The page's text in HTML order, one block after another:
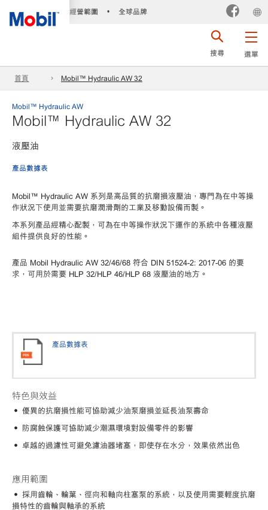
經營範圍 • 全球品牌
選單
搜尋
首頁 Mobil™ Hydraulic AW 32
Mobil™ Hydraulic AW
Mobil™ Hydraulic AW 32
液壓油
產品數據表
Mobil™ Hydraulic AW 系列是高品質的抗磨損液壓油，專門為在中等操
作狀況下使用並需要抗磨潤滑劑的工業及移動設備而製。
本系列產品經精心配製，可為在中等操作狀況下運作的系統中各種液壓
組件提供良好的性能。
產品 Mobil Hydraulic AW 32/46/68 符合 DIN 51524-2: 2017-06 的要
求，可用於需要 HLP 32/HLP 46/HLP 68 液壓油的地方。
產品數據表
特色與效益
• 優異的抗磨損性能可協助減少油泵磨損並延長油泵壽命
• 防腐蝕保護可協助減少潮濕環境對設備零件的影響
• 卓越的過濾性可避免濾油器堵塞，即使存在水分，效果依然出色
應用範圍
• 採用齒輪、輪葉、徑向和軸向柱塞泵的系統，以及使用需要輕度抗磨
損特性的齒輪與軸承的系統